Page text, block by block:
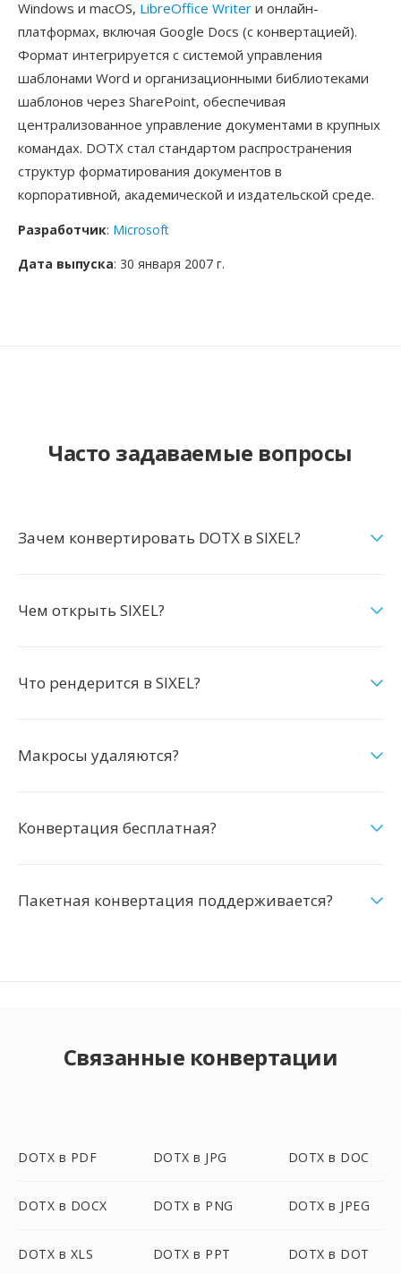
Windows и macOS, LibreOffice Writer и онлайн-
платформах, включая Google Docs (с конвертацией).
Формат интегрируется с системой управления
шаблонами Word и организационными библиотеками
шаблонов через SharePoint, обеспечивая
централизованное управление документами в крупных
командах. DOTX стал стандартом распространения
структур форматирования документов в
корпоративной, академической и издательской среде.
Разработчик: Microsoft
Дата выпуска: 30 января 2007 г.
Часто задаваемые вопросы
Зачем конвертировать DOTX в SIXEL?
Чем открыть SIXEL?
Что рендерится в SIXEL?
Макросы удаляются?
Конвертация бесплатная?
Пакетная конвертация поддерживается?
Связанные конвертации
DOTX в PDF DOTX в JPG DOTX в DOC
DOTX в DOCX DOTX в PNG DOTX в JPEG
DOTX в XLS DOTX в PPT DOTX в DOT